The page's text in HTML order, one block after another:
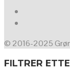
© 2016-2025
FILTRER